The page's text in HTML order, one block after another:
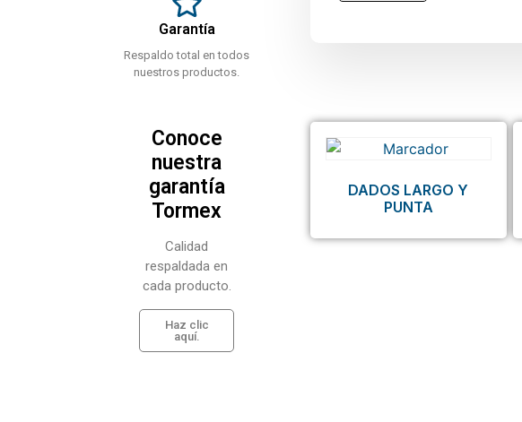
Garantía
Respaldo total en todos
nuestros productos.
Conoce
nuestra
garantía
Tormex
Calidad
respaldada en
cada producto.
Haz clic
aquí.
DADOS LARGO Y
PUNTA